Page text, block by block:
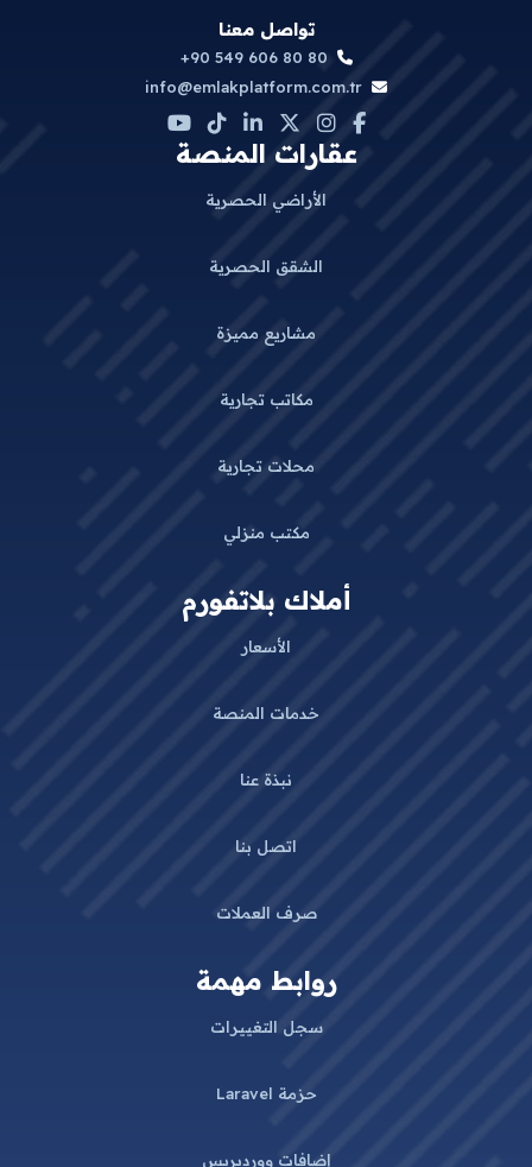
تواصل معنا
+90 549 606 80 80
info@emlakplatform.com.tr
عقارات المنصة
الأراضي الحصرية
الشقق الحصرية
مشاريع مميزة
مكاتب تجارية
محلات تجارية
مكتب منزلي
أملاك بلاتفورم
الأسعار
خدمات المنصة
نبذة عنا
اتصل بنا
صرف العملات
روابط مهمة
سجل التغييرات
حزمة Laravel
إضافات ووردبريس